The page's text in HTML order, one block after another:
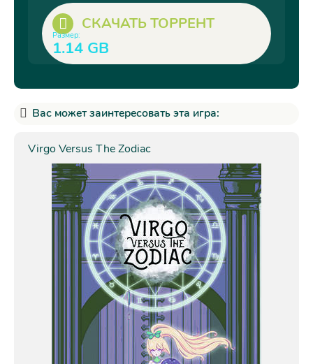
СКАЧАТЬ ТОРРЕНТ
Размер:
1.14 GB
Вас может заинтересовать эта игра:
Virgo Versus The Zodiac